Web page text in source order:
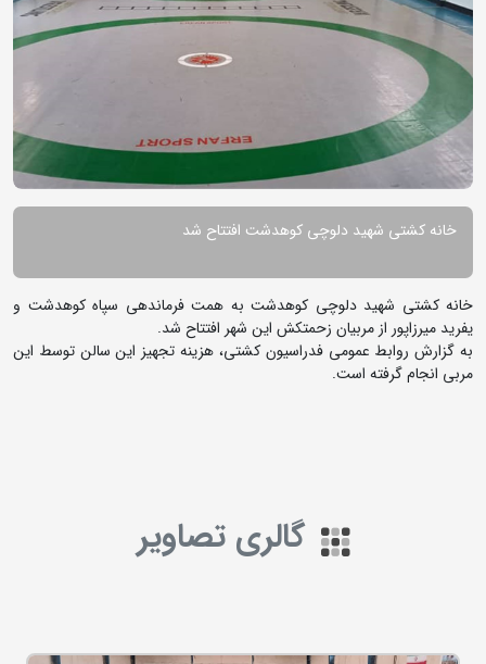
خانه کشتی شهید دلوچی کوهدشت افتتاح شد
خانه کشتی شهید دلوچی کوهدشت به همت فرماندهی سپاه کوهدشت و
یفرید میرزاپور از مربیان زحمتکش این شهر افتتاح شد.
به گزارش روابط عمومی فدراسیون کشتی، هزینه تجهیز این سالن توسط این
مربی انجام گرفته است.
گالری تصاویر